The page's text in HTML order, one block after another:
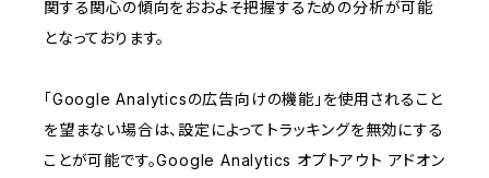
関する関心の傾向をおおよそ把握するための分析が可能
となっております。
「Google Analyticsの広告向けの機能」を使用されること
を望まない場合は、設定によってトラッキングを無効にする
ことが可能です。Google Analytics オプトアウト アドオン